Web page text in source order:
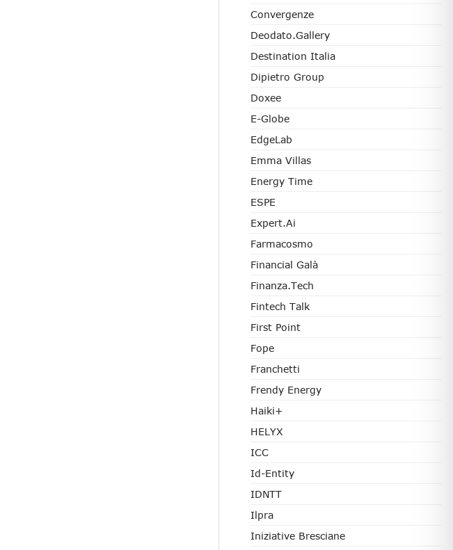
Convergenze
Deodato.Gallery
Destination Italia
Dipietro Group
Doxee
E-Globe
EdgeLab
Emma Villas
Energy Time
ESPE
Expert.ai
Farmacosmo
Financial Galà
Finanza.tech
Fintech Talk
First Point
Fope
Franchetti
Frendy Energy
Haiki+
HELYX
ICC
Id-Entity
IDNTT
Ilpra
Iniziative Bresciane